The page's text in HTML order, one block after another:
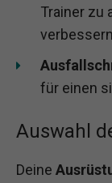
Trainer zu
für einen
Auswahl
Deine